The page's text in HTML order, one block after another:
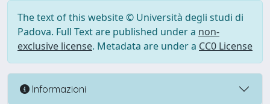
The text of this website © Università degli studi di
Padova. Full Text are published under a non-
exclusive license. Metadata are under a CC0 License
Informazioni